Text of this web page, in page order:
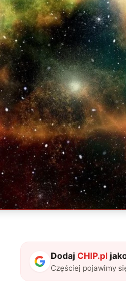
Dodaj CHIP.pl
Częściej pojawimy